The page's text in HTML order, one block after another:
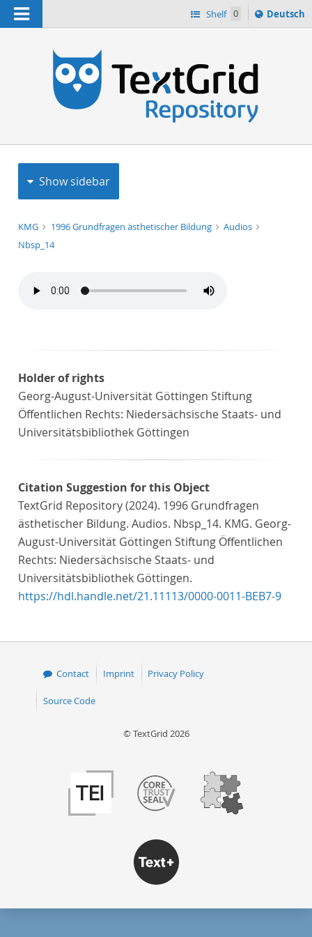
Navigation Shelf 0
Sprache
ï¿½ndern
Deutsch
Show sidebar
KMG 1996 Grundfragen ästhetischer Bildung
Audios
Nbsp_14
Holder of rights
Georg-August-Universität Göttingen Stiftung
Öffentlichen Rechts: Niedersächsische Staats- und
Universitätsbibliothek Göttingen
Citation Suggestion for this Object
TextGrid Repository (2024). 1996 Grundfragen
ästhetischer Bildung. Audios. Nbsp_14. KMG. Georg-
August-Universität Göttingen Stiftung Öffentlichen
Rechts: Niedersächsische Staats- und
Universitätsbibliothek Göttingen.
https://hdl.handle.net/21.11113/0000-0011-BEB7-9
Contact Imprint Privacy Policy
Source Code
© TextGrid 2026